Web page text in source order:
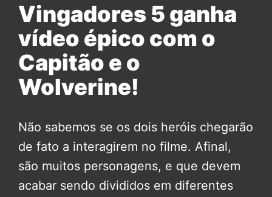
Vingadores 5 ganha
vídeo épico com o
Capitão e o
Wolverine!
Não sabemos se os dois heróis chegarão
de fato a interagirem no filme. Afinal,
são muitos personagens, e que devem
acabar sendo divididos em diferentes